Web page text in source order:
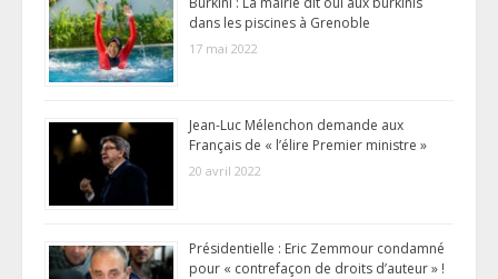
dans les piscines à Grenoble
17 mai 2022
Jean-Luc Mélenchon demande aux
Français de « l’élire Premier ministre »
20 avril 2022
Présidentielle : Eric Zemmour condamné
pour « contrefaçon de droits d’auteur » !